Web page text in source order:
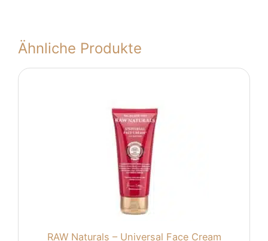
Ähnliche Produkte
RAW Naturals – Universal Face Cream